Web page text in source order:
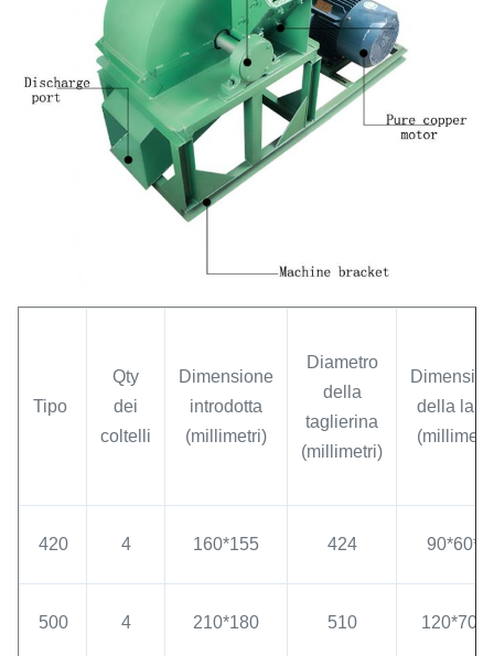
Tipo
Qty
dei
coltelli
Dimensione
introdotta
(millimetri)
Diametro
della
taglierina
(millimetri)
della
420 4 160*155 424 90*60*8
500 4 210*180 510 120*70*8